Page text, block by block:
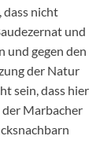
dass nicht
und
und gegen den
der Natur
sein, dass hier
Marbacher